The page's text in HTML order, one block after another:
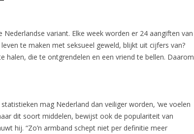
Nederlandse variant. Elke week worden er 24 aangiften van
te maken met seksueel geweld, blijkt uit cijfers van?
halen, die te ontgrendelen en een vriend te bellen. Daarom
mag Nederland dan veiliger worden, ‘we voelen
dit soort middelen, bewijst ook de populariteit van
hij. “Zo’n armband schept niet per definitie meer